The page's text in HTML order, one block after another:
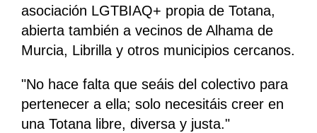
asociación LGTBIAQ+ propia de Totana,
abierta también a vecinos de Alhama de
Murcia, Librilla y otros municipios cercanos.
"No hace falta que seáis del colectivo para
pertenecer a ella; solo necesitáis creer en
una Totana libre, diversa y justa."